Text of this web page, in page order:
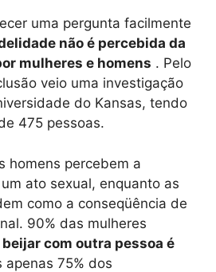
uma pergunta facilmente
não é percebida da
mulheres e homens . Pelo
veio uma investigação
do Kansas, tendo
475 pessoas.
homens percebem a
ato sexual, enquanto as
como a conseqüência de
90% das mulheres
beijar com outra pessoa é
apenas 75% dos